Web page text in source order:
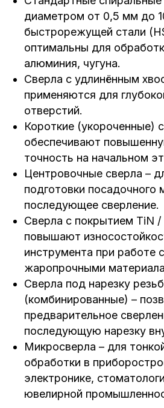
диаметром от 0,5 мм до
быстрорежущей стали
оптимальны для
алюминия, чугуна.
Сверла с удлинённым
применяются для
отверстий.
Короткие (укороченные)
обеспечивают
точность на начальном
Центровочные сверла –
подготовки посадочного
последующее сверление.
Сверла с покрытием TiN /
повышают
инструмента при работе
жаропрочными
Сверла под нарезку
(комбинированные) –
предварительное
последующую нарезку
Микросверла – для
обработки в
электронике,
ювелирной